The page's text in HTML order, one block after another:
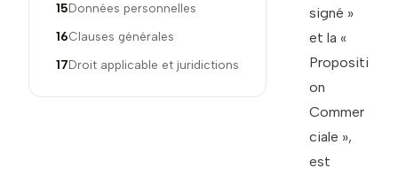
15Données personnelles
16Clauses générales
17Droit applicable et juridictions
signé »
et la «
Propositi
on
Commer
ciale »,
est